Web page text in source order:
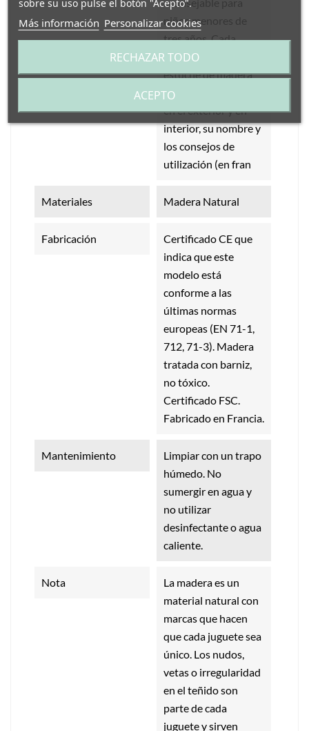
niños menores de
tres años. Cada
silbato viene en un
estuche de madera
con una foto del ave
en el exterior y en
interior, su nombre y
los consejos de
utilización (en fran
Materiales Madera Natural
Fabricación
Certificado CE que
indica que este
modelo está
conforme a las
últimas normas
europeas (EN 71-1,
712, 71-3). Madera
tratada con barniz,
no tóxico.
Certificado FSC.
Fabricado en Francia.
Mantenimiento
Limpiar con un trapo
húmedo. No
sumergir en agua y
no utilizar
desinfectante o agua
caliente.
Nota
La madera es un
material natural con
marcas que hacen
que cada juguete sea
único. Los nudos,
vetas o irregularidad
en el teñido son
parte de cada
juguete y sirven
sobre su uso pulse el botón "Acepto".
Más información Personalizar cookies
RECHAZAR TODO
ACEPTO